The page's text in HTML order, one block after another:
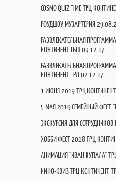
COSMO QUIZ TIME ТРЦ
РОУДШОУ МУЗАРТЕРИЯ
РАЗВЛЕКАТЕЛЬНАЯ ПРОГРАММА
КОНТИНЕНТ ГБШ 03.12.17
РАЗВЛЕКАТЕЛЬНАЯ ПРОГРАММА
КОНТИНЕНТ ТРЛ 02.12.17
1 ИЮНЯ 2019 ТРЦ КОНТИНЕНТ
5 МАЯ 2019 СЕМЕЙНЫЙ ФЕСТ
ЭКСКУРСИЯ ДЛЯ
ХОББИ ФЕСТ 2018 ТРЦ
АНИМАЦИЯ "ИВАН КУПАЛА"
КИНО-КВИЗ ТРЦ КОНТИНЕНТ